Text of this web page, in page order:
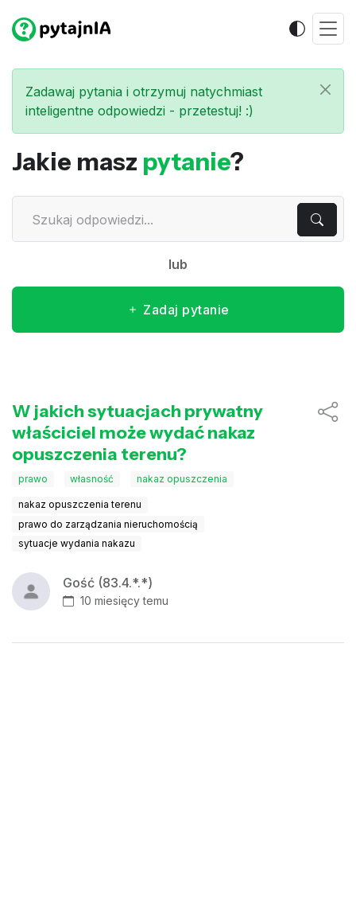
Zadawaj pytania i otrzymuj natychmiast
inteligentne odpowiedzi - przetestuj! :)
Jakie masz pytanie?
lub
Zadaj pytanie
W jakich sytuacjach prywatny
właściciel może wydać nakaz
opuszczenia terenu?
prawo własność nakaz opuszczenia
nakaz opuszczenia terenu
prawo do zarządzania nieruchomością
sytuacje wydania nakazu
Gość (83.4.*.*)
10 miesięcy temu